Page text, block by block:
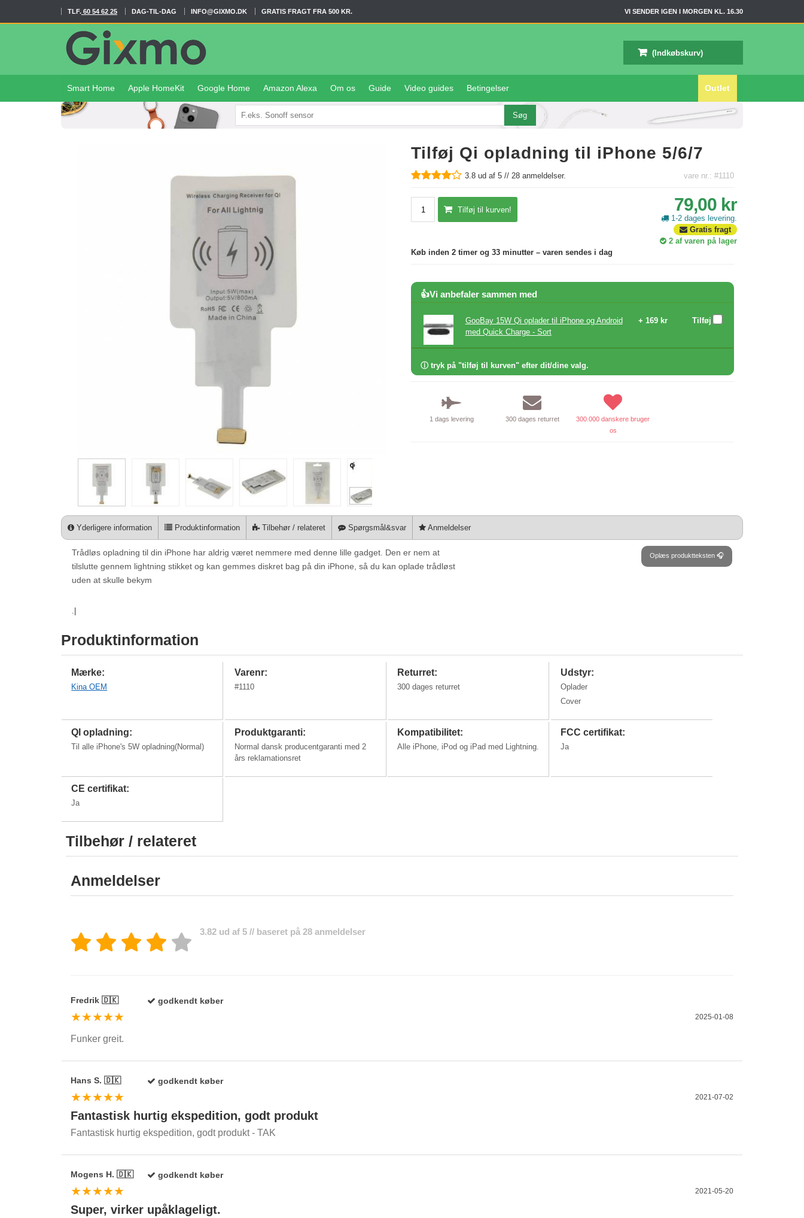
TLF. 60 54 62 25 DAG-TIL-DAG INFO@GIXMO.DK GRATIS FRAGT FRA 500 KR. VI SENDER IGEN I MORGEN KL. 16.30
Smart Home Apple HomeKit Google Home Amazon Alexa Om os Guide Video guides Betingelser Outlet
(Indkøbskurv)
Tilføj Qi opladning til iPhone 5/6/7
3.8 ud af 5 // 28 anmeldelser. vare nr.: #1110
Tilføj til kurven! 79,00 kr
1-2 dages levering.
Gratis fragt
2 af varen på lager
Køb inden 2 timer og 33 minutter – varen sendes i dag
👍Vi anbefaler sammen med
GooBay 15W Qi oplader til iPhone og Android
med Quick Charge - Sort
+ 169 kr Tilføj
ⓘ tryk på "tilføj til kurven" efter dit/dine valg.
1 dags levering 300 dages returret
300.000 danskere bruger
os
Yderligere information Produktinformation Tilbehør / relateret Spørgsmål&svar Anmeldelser
Oplæs produktteksten 🎧
Trådløs opladning til din iPhone har aldrig været nemmere med denne lille gadget. Den er nem at
tilslutte gennem lightning stikket og kan gemmes diskret bag på din iPhone, så du kan oplade trådløst
uden at skulle bekym
.|
Produktinformation
Mærke:
Kina OEM
Varenr:
#1110
Returret:
300 dages returret
Udstyr:
Oplader
Cover
QI opladning:
Til alle iPhone's 5W opladning(Normal)
Produktgaranti:
Normal dansk producentgaranti med 2
års reklamationsret
Kompatibilitet:
Alle iPhone, iPod og iPad med Lightning.
FCC certifikat:
Ja
CE certifikat:
Ja
Tilbehør / relateret
Anmeldelser
3.82 ud af 5 // baseret på 28 anmeldelser
Fredrik 🇩🇰 godkendt køber
★★★★★ 2025-01-08
Funker greit.
Hans S. 🇩🇰 godkendt køber
★★★★★ 2021-07-02
Fantastisk hurtig ekspedition, godt produkt
Fantastisk hurtig ekspedition, godt produkt - TAK
Mogens H. 🇩🇰 godkendt køber
★★★★★ 2021-05-20
Super, virker upåklageligt.